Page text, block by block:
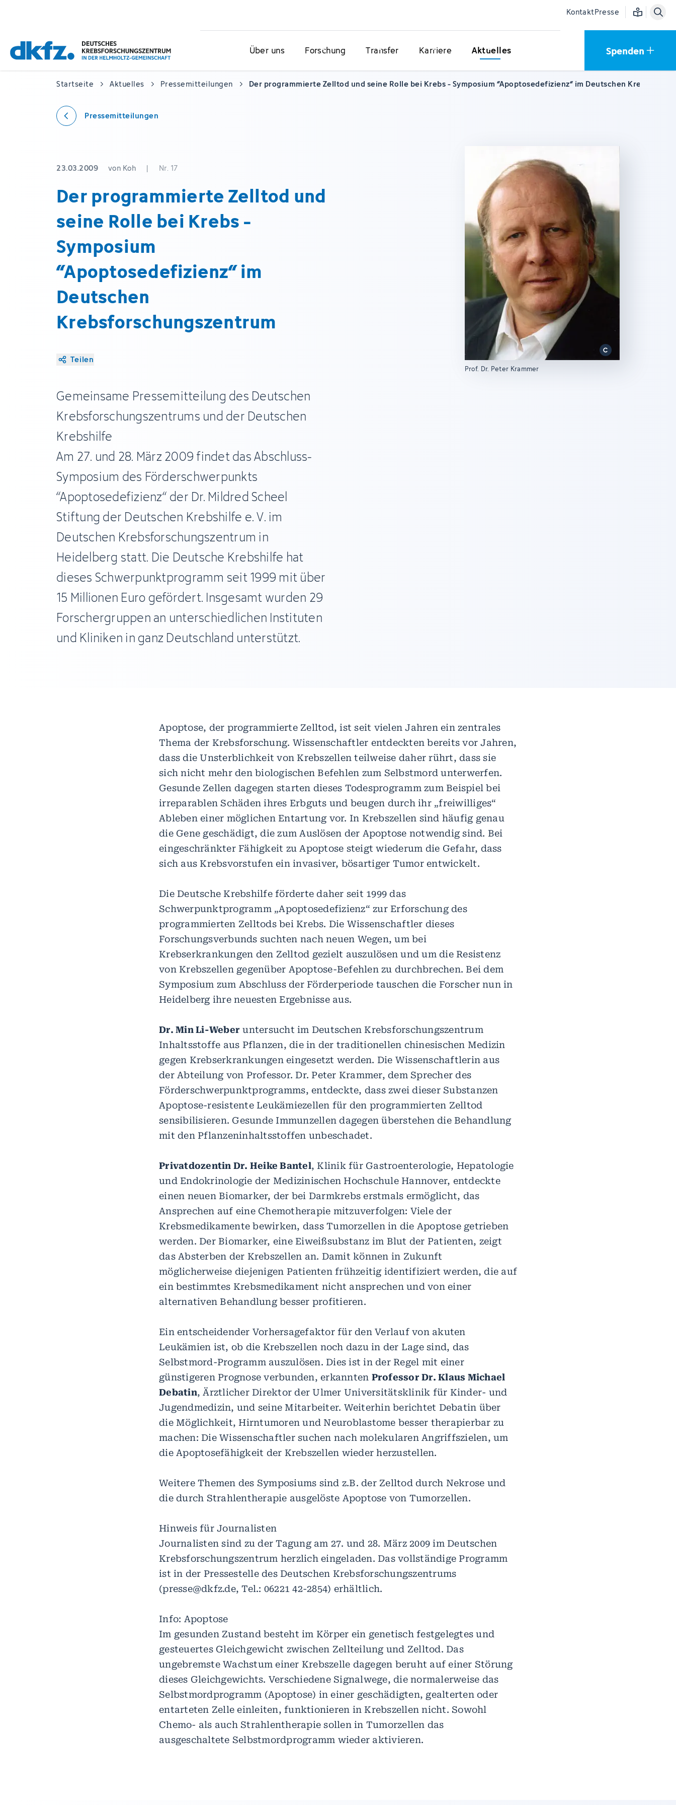
KontaktPresse Einfache
Über uns Forschung Transfer Karriere Aktuelles Spenden
Startseite Aktuelles Pressemitteilungen Der programmierte Zelltod und seine Rolle bei Krebs - Symposium “Apoptosedefizienz“ im Deutschen
Pressemitteilungen
23.03.2009 von Koh | Nr. 17
Der programmierte Zelltod und
seine Rolle bei Krebs -
Symposium
“Apoptosedefizienz“ im
Deutschen
Krebsforschungszentrum
Teilen
Gemeinsame Pressemitteilung des Deutschen
Krebsforschungszentrums und der Deutschen
Krebshilfe
Am 27. und 28. März 2009 findet das Abschluss-
Symposium des Förderschwerpunkts
“Apoptosedefizienz“ der Dr. Mildred Scheel
Stiftung der Deutschen Krebshilfe e. V. im
Deutschen Krebsforschungszentrum in
Heidelberg statt. Die Deutsche Krebshilfe hat
dieses Schwerpunktprogramm seit 1999 mit über
15 Millionen Euro gefördert. Insgesamt wurden 29
Forschergruppen an unterschiedlichen Instituten
und Kliniken in ganz Deutschland unterstützt.
Prof. Dr. Peter Krammer
Apoptose, der programmierte Zelltod, ist seit vielen Jahren ein zentrales
Thema der Krebsforschung. Wissenschaftler entdeckten bereits vor Jahren,
dass die Unsterblichkeit von Krebszellen teilweise daher rührt, dass sie
sich nicht mehr den biologischen Befehlen zum Selbstmord unterwerfen.
Gesunde Zellen dagegen starten dieses Todesprogramm zum Beispiel bei
irreparablen Schäden ihres Erbguts und beugen durch ihr „freiwilliges“
Ableben einer möglichen Entartung vor. In Krebszellen sind häufig genau
die Gene geschädigt, die zum Auslösen der Apoptose notwendig sind. Bei
eingeschränkter Fähigkeit zu Apoptose steigt wiederum die Gefahr, dass
sich aus Krebsvorstufen ein invasiver, bösartiger Tumor entwickelt.
Die Deutsche Krebshilfe förderte daher seit 1999 das
Schwerpunktprogramm „Apoptosedefizienz“ zur Erforschung des
programmierten Zelltods bei Krebs. Die Wissenschaftler dieses
Forschungsverbunds suchten nach neuen Wegen, um bei
Krebserkrankungen den Zelltod gezielt auszulösen und um die Resistenz
von Krebszellen gegenüber Apoptose-Befehlen zu durchbrechen. Bei dem
Symposium zum Abschluss der Förderperiode tauschen die Forscher nun in
Heidelberg ihre neuesten Ergebnisse aus.
Dr. Min Li-Weber untersucht im Deutschen Krebsforschungszentrum
Inhaltsstoffe aus Pflanzen, die in der traditionellen chinesischen Medizin
gegen Krebserkrankungen eingesetzt werden. Die Wissenschaftlerin aus
der Abteilung von Professor. Dr. Peter Krammer, dem Sprecher des
Förderschwerpunktprogramms, entdeckte, dass zwei dieser Substanzen
Apoptose-resistente Leukämiezellen für den programmierten Zelltod
sensibilisieren. Gesunde Immunzellen dagegen überstehen die Behandlung
mit den Pflanzeninhaltsstoffen unbeschadet.
Privatdozentin Dr. Heike Bantel, Klinik für Gastroenterologie, Hepatologie
und Endokrinologie der Medizinischen Hochschule Hannover, entdeckte
einen neuen Biomarker, der bei Darmkrebs erstmals ermöglicht, das
Ansprechen auf eine Chemotherapie mitzuverfolgen: Viele der
Krebsmedikamente bewirken, dass Tumorzellen in die Apoptose getrieben
werden. Der Biomarker, eine Eiweißsubstanz im Blut der Patienten, zeigt
das Absterben der Krebszellen an. Damit können in Zukunft
möglicherweise diejenigen Patienten frühzeitig identifiziert werden, die auf
ein bestimmtes Krebsmedikament nicht ansprechen und von einer
alternativen Behandlung besser profitieren.
Ein entscheidender Vorhersagefaktor für den Verlauf von akuten
Leukämien ist, ob die Krebszellen noch dazu in der Lage sind, das
Selbstmord-Programm auszulösen. Dies ist in der Regel mit einer
günstigeren Prognose verbunden, erkannten Professor Dr. Klaus Michael
Debatin, Ärztlicher Direktor der Ulmer Universitätsklinik für Kinder- und
Jugendmedizin, und seine Mitarbeiter. Weiterhin berichtet Debatin über
die Möglichkeit, Hirntumoren und Neuroblastome besser therapierbar zu
machen: Die Wissenschaftler suchen nach molekularen Angriffszielen, um
die Apoptosefähigkeit der Krebszellen wieder herzustellen.
Weitere Themen des Symposiums sind z.B. der Zelltod durch Nekrose und
die durch Strahlentherapie ausgelöste Apoptose von Tumorzellen.
Hinweis für Journalisten
Journalisten sind zu der Tagung am 27. und 28. März 2009 im Deutschen
Krebsforschungszentrum herzlich eingeladen. Das vollständige Programm
ist in der Pressestelle des Deutschen Krebsforschungszentrums
(presse@dkfz.de, Tel.: 06221 42-2854) erhältlich.
Info: Apoptose
Im gesunden Zustand besteht im Körper ein genetisch festgelegtes und
gesteuertes Gleichgewicht zwischen Zellteilung und Zelltod. Das
ungebremste Wachstum einer Krebszelle dagegen beruht auf einer Störung
dieses Gleichgewichts. Verschiedene Signalwege, die normalerweise das
Selbstmordprogramm (Apoptose) in einer geschädigten, gealterten oder
entarteten Zelle einleiten, funktionieren in Krebszellen nicht. Sowohl
Chemo- als auch Strahlentherapie sollen in Tumorzellen das
ausgeschaltete Selbstmordprogramm wieder aktivieren.